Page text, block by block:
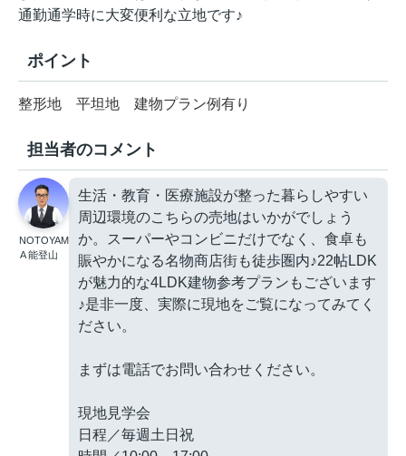
通勤通学時に大変便利な立地です♪
ポイント
整形地 平坦地 建物プラン例有り
担当者のコメント
NOTOYAM
A 能登山
生活・教育・医療施設が整った暮らしやすい
周辺環境のこちらの売地はいかがでしょう
か。スーパーやコンビニだけでなく、食卓も
賑やかになる名物商店街も徒歩圏内♪22帖LDK
が魅力的な4LDK建物参考プランもございます
♪是非一度、実際に現地をご覧になってみてく
ださい。
まずは電話でお問い合わせください。
現地見学会
日程／毎週土日祝